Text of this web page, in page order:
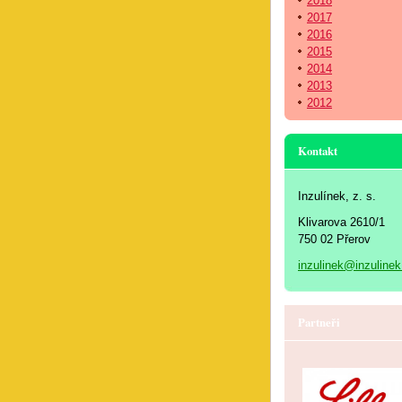
2017
2016
2015
2014
2013
2012
Kontakt
Inzulínek, z. s.
Klivarova 2610/1
750 02 Přerov
Partneři